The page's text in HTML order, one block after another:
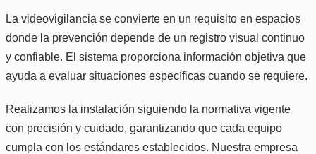
La videovigilancia se convierte en un requisito en espacios
donde la prevención depende de un registro visual continuo
y confiable. El sistema proporciona información objetiva que
ayuda a evaluar situaciones específicas cuando se requiere.
Realizamos la instalación siguiendo la normativa vigente
con precisión y cuidado, garantizando que cada equipo
cumpla con los estándares establecidos. Nuestra empresa